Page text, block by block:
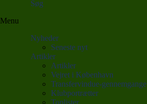
Søg
Menu
Nyheder
Seneste nyt
Artikler
Artikler
Vejret i København
Transfervindue-gennemgange
Klubportrætter